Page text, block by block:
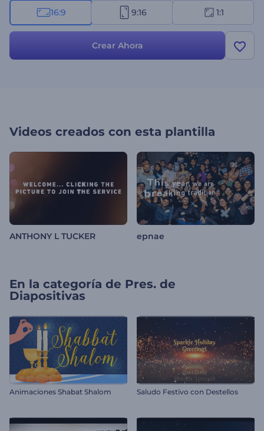
de eventos especiales o corporativos, promociones minimalistas,
presentaciones profesionales o personales, video portfolios y
personalizarla y convertirla en suya, simplemente suba las
16:9 9:16 1:1
Crear Ahora
Videos creados con esta plantilla
ANTHONY L TUCKER epnae
En la categoría de Pres. de
Diapositivas
Animaciones Shabat Shalom Saludo Festivo con Destellos